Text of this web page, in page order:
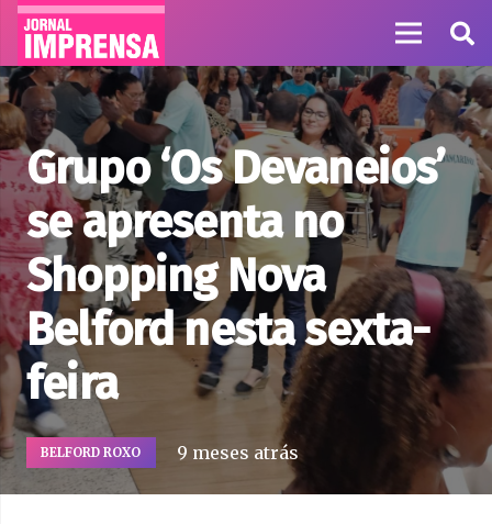
Grupo ‘Os Devaneios’
se apresenta no
Shopping Nova
Belford nesta sexta-
feira
BELFORD ROXO 9 meses atrás